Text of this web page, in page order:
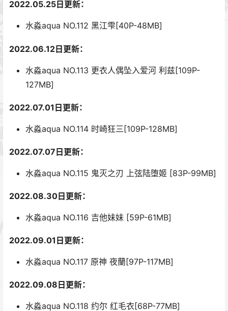
2022.05.25日更新：
水淼aqua NO.112 黑江雫[40P-48MB]
2022.06.12日更新：
水淼aqua NO.113 更衣人偶坠入爱河 利兹[109P-
127MB]
2022.07.01日更新：
水淼aqua NO.114 时崎狂三[109P-128MB]
2022.07.07日更新：
水淼aqua NO.115 鬼灭之刃 上弦陆堕姬 [83P-99MB]
2022.08.30日更新：
水淼aqua NO.116 吉他妹妹 [59P-61MB]
2022.09.01日更新：
水淼aqua NO.117 原神 夜蘭[97P-117MB]
2022.09.08日更新：
水淼aqua NO.118 约尔 红毛衣[68P-77MB]